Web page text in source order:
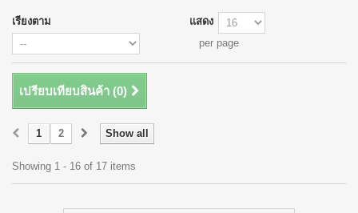
เรียงตาม
แสดง
per page
เปรียบเทียบสินค้า (0)
Show all
1 2
Showing 1 - 16 of 17 items